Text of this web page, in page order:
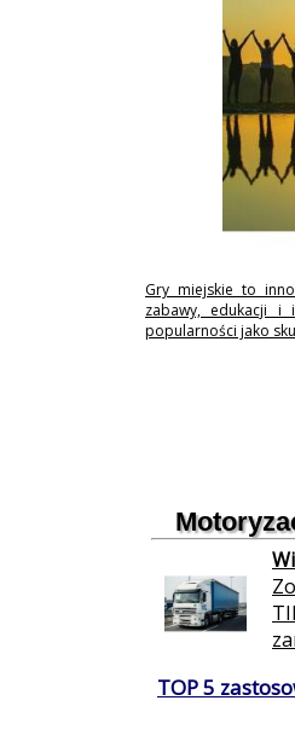
Gry miejskie to
zabawy, edukacji i
popularności jako
TOP 5